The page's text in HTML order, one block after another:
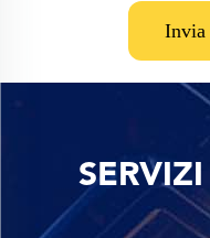
Invia